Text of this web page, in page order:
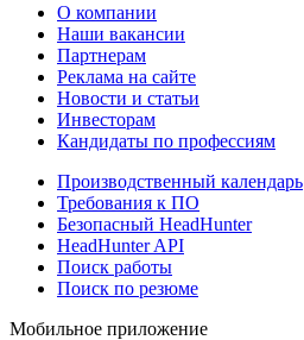
О компании
Наши вакансии
Партнерам
Реклама на сайте
Новости и статьи
Инвесторам
Кандидаты по профессиям
Производственный календарь
Требования к ПО
Безопасный HeadHunter
HeadHunter API
Поиск работы
Поиск по резюме
Мобильное приложение